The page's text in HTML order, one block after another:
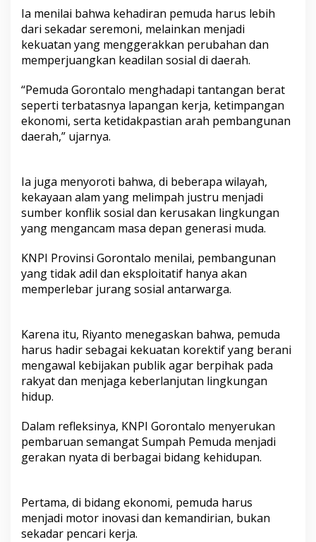
Ia menilai bahwa kehadiran pemuda harus lebih
dari sekadar seremoni, melainkan menjadi
kekuatan yang menggerakkan perubahan dan
memperjuangkan keadilan sosial di daerah.
“Pemuda Gorontalo menghadapi tantangan berat
seperti terbatasnya lapangan kerja, ketimpangan
ekonomi, serta ketidakpastian arah pembangunan
daerah,” ujarnya.
Ia juga menyoroti bahwa, di beberapa wilayah,
kekayaan alam yang melimpah justru menjadi
sumber konflik sosial dan kerusakan lingkungan
yang mengancam masa depan generasi muda.
KNPI Provinsi Gorontalo menilai, pembangunan
yang tidak adil dan eksploitatif hanya akan
memperlebar jurang sosial antarwarga.
Karena itu, Riyanto menegaskan bahwa, pemuda
harus hadir sebagai kekuatan korektif yang berani
mengawal kebijakan publik agar berpihak pada
rakyat dan menjaga keberlanjutan lingkungan
hidup.
Dalam refleksinya, KNPI Gorontalo menyerukan
pembaruan semangat Sumpah Pemuda menjadi
gerakan nyata di berbagai bidang kehidupan.
Pertama, di bidang ekonomi, pemuda harus
menjadi motor inovasi dan kemandirian, bukan
sekadar pencari kerja.